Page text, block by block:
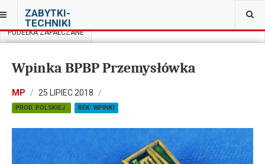
ZABYTKI-
TECHNIKI
JESTEŚ TUTAJ:
PUDEŁKA ZAPAŁCZANE
Wpinka BPBP Przemysłówka
MP 25 LIPIEC 2018
PROD. POLSKIEJ REK. WPINKI